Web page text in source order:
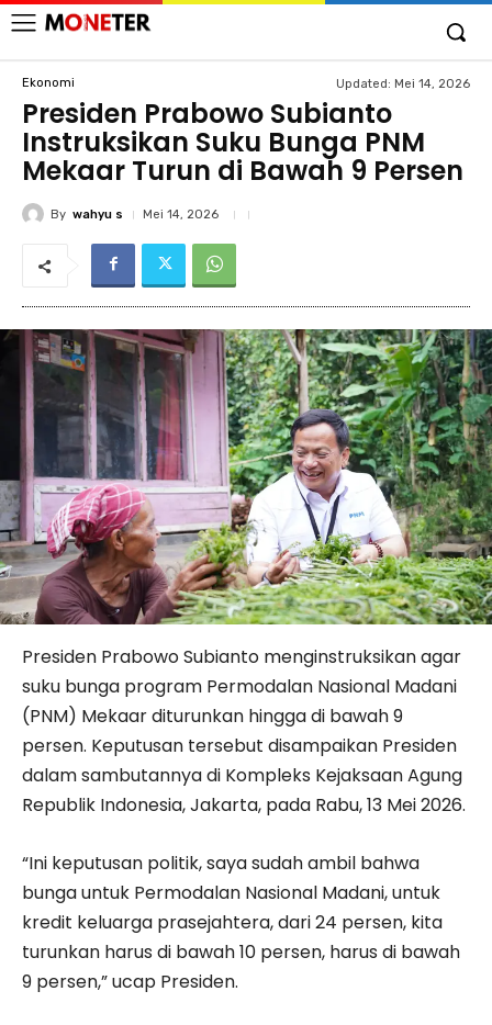
Ekonomi Updated: Mei 14, 2026
Presiden Prabowo Subianto
Instruksikan Suku Bunga PNM
Mekaar Turun di Bawah 9 Persen
By wahyu s Mei 14, 2026
Presiden Prabowo Subianto menginstruksikan agar
suku bunga program Permodalan Nasional Madani
(PNM) Mekaar diturunkan hingga di bawah 9
persen. Keputusan tersebut disampaikan Presiden
dalam sambutannya di Kompleks Kejaksaan Agung
Republik Indonesia, Jakarta, pada Rabu, 13 Mei 2026.
“Ini keputusan politik, saya sudah ambil bahwa
bunga untuk Permodalan Nasional Madani, untuk
kredit keluarga prasejahtera, dari 24 persen, kita
turunkan harus di bawah 10 persen, harus di bawah
9 persen,” ucap Presiden.